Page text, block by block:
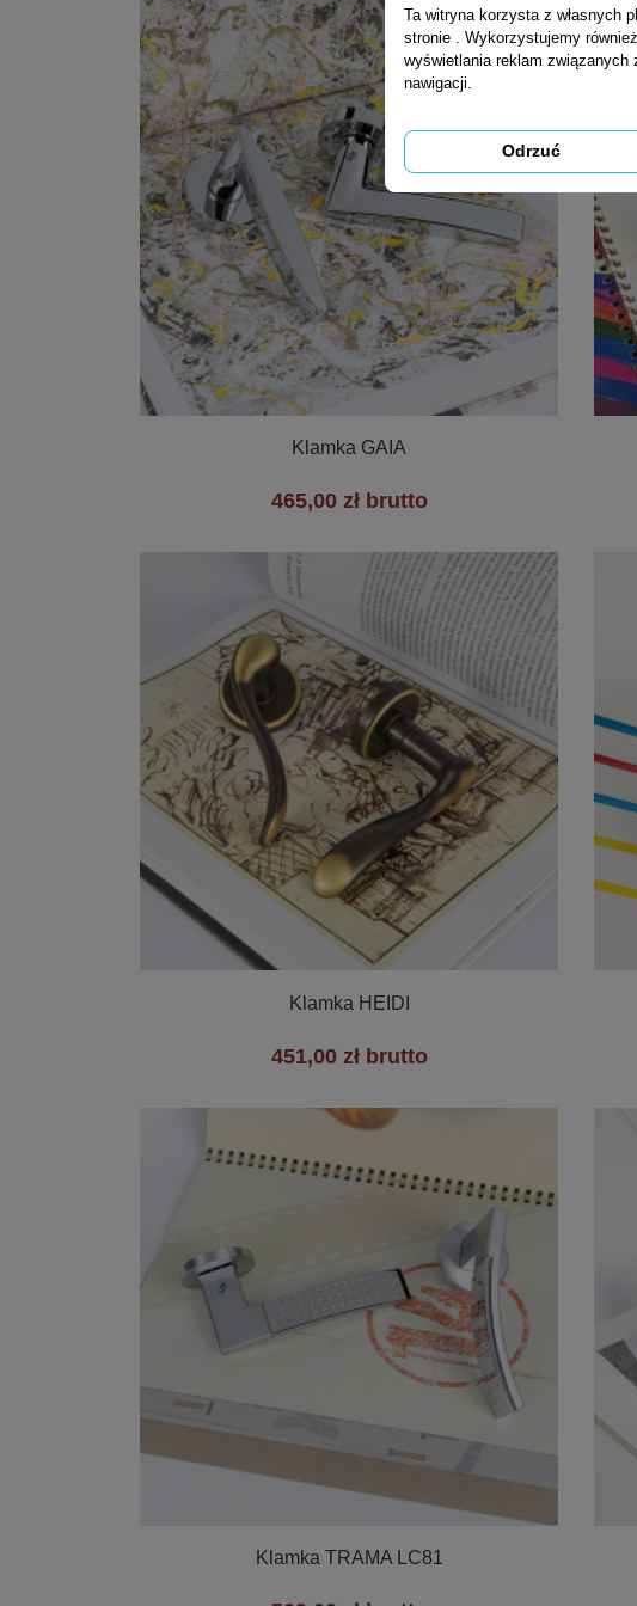
Szybki podgląd
Klamka GAIA
465,00 zł brutto
Szybki podgląd
Klamka HEIDI
451,00 zł brutto
Szybki podgląd
Klamka TRAMA LC81
Ta witryna korzysta z własnych
stronie . Wykorzystujemy
wyświetlania reklam związanych
nawigacji.
Odrzuć